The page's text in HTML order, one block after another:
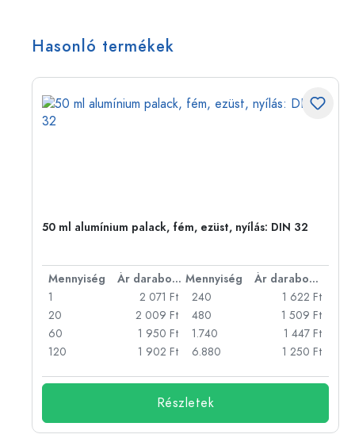
Hasonló termékek
50 ml alumínium palack, fém, ezüst, nyílás: DIN 32
Mennyiség Ár darabonként Mennyiség
Ár darabonként
1
2 071 Ft
20
2 009 Ft
60
1 950 Ft
120
1 902 Ft
240
1 622 Ft
480
1 509 Ft
1.740
1 447 Ft
6.880
1 250 Ft
Részletek